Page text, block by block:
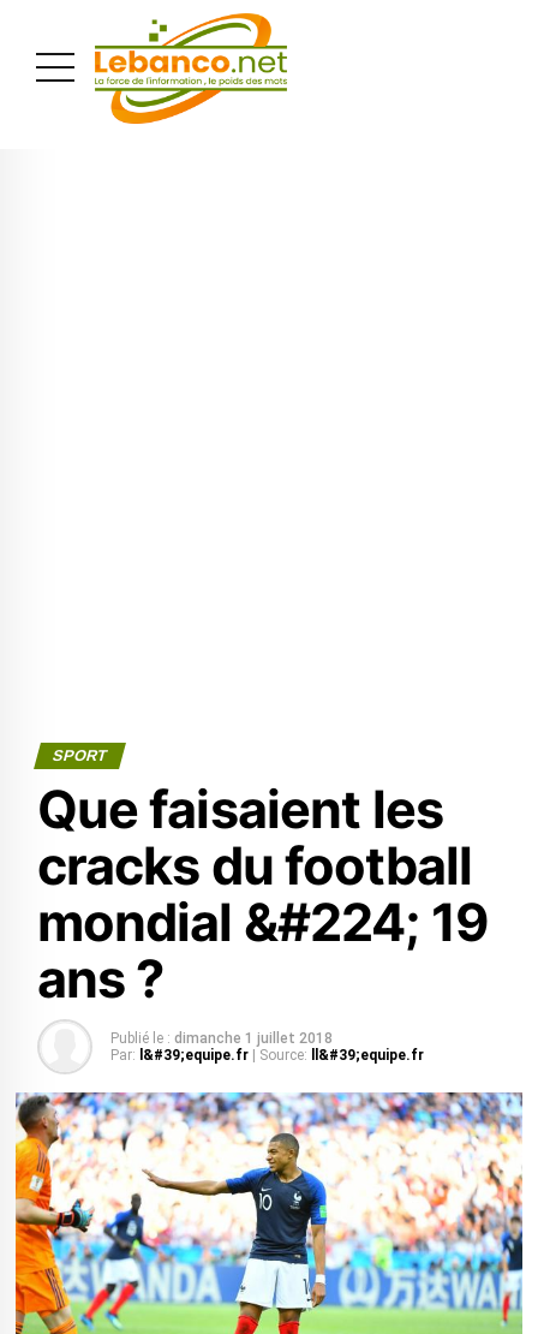
SPORT
Que faisaient les
cracks du football
mondial &#224; 19
ans ?
Publié le : dimanche 1 juillet 2018
Par: l&#39;equipe.fr | Source: ll&#39;equipe.fr